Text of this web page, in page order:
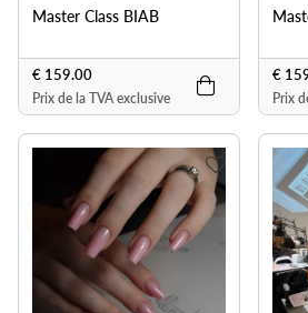
Master Class BIAB
€ 159.00
Prix de la TVA exclusive
€
Prix